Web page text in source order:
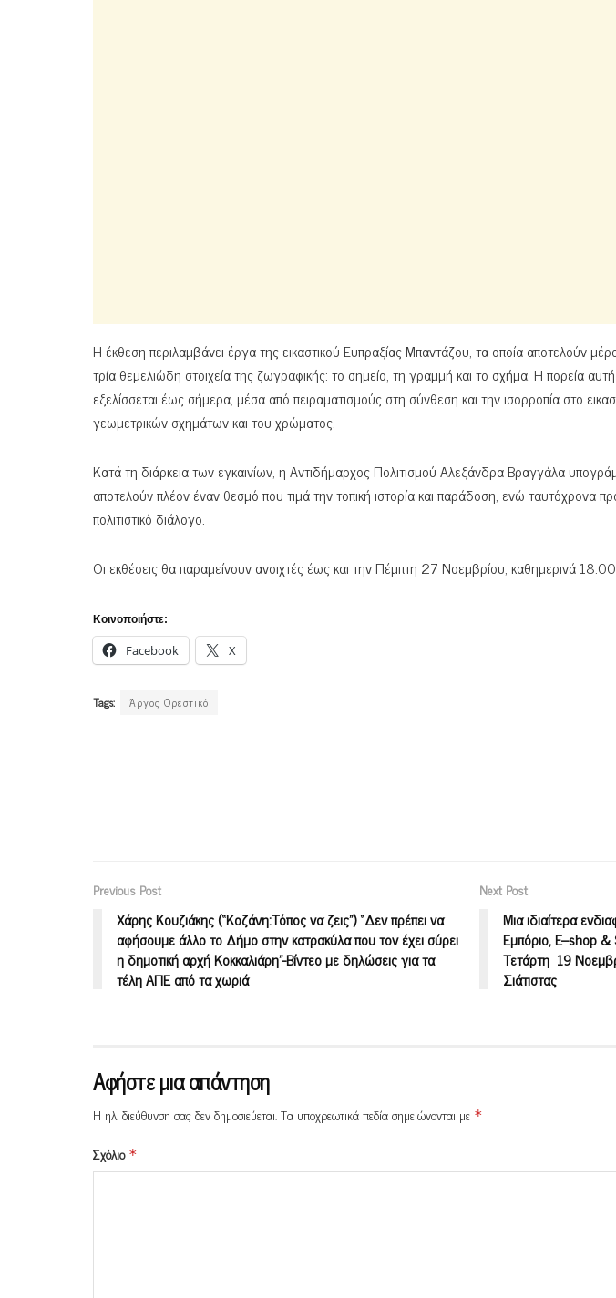
Η έκθεση περιλαμβάνει έργα της εικαστικού Ευπραξίας Μπαντάζου, τα οποία αποτελούν
τρία θεμελιώδη στοιχεία της ζωγραφικής: το σημείο, τη γραμμή και το σχήμα. Η πορεία
εξελίσσεται έως σήμερα, μέσα από πειραματισμούς στη σύνθεση και την ισορροπία στο
γεωμετρικών σχημάτων και του χρώματος.
Κατά τη διάρκεια των εγκαινίων, η Αντιδήμαρχος Πολιτισμού Αλεξάνδρα Βραγγάλα
αποτελούν πλέον έναν θεσμό που τιμά την τοπική ιστορία και παράδοση, ενώ ταυτόχρονα
πολιτιστικό διάλογο.
Οι εκθέσεις θα παραμείνουν ανοιχτές έως και την Πέμπτη 27 Νοεμβρίου, καθημερινά
Κοινοποιήστε:
Facebook X
Tags: Άργος Ορεστικό
Previous Post
Χάρης Κουζιάκης (“Κοζάνη:Τόπος να ζεις”) “Δεν πρέπει να
αφήσουμε άλλο το Δήμο στην κατρακύλα που τον έχει σύρει
η δημοτική αρχή Κοκκαλιάρη”-Βίντεο με δηλώσεις για τα
τέλη ΑΠΕ από τα χωριά
Next Post
Μια ιδιαίτερα
Εμπόριο, E–shop
Τετάρτη 19
Σιάτιστας
Αφήστε μια απάντηση
Η ηλ. διεύθυνση σας δεν δημοσιεύεται.Τα υποχρεωτικά πεδία σημειώνονται με *
Σχόλιο *